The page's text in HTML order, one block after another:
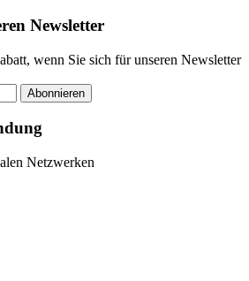
Newsletter
wenn Sie sich für unseren Newsletter
Abonnieren
Netzwerken